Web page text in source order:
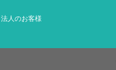
法人のお客様